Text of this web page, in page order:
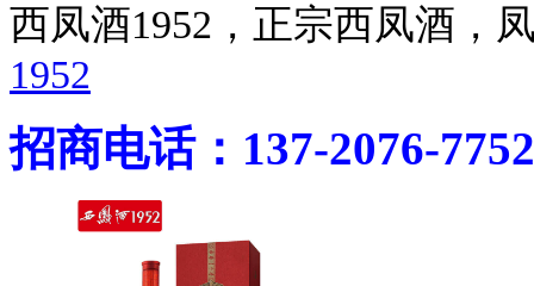
西凤酒1952，正宗西凤酒
1952
招商电话：137-2076-7752